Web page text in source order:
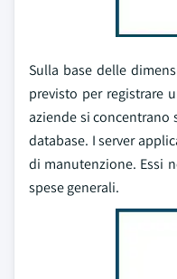
Sulla base delle
previsto per registrare
aziende si
database. I server
di manutenzione. Essi
spese generali.